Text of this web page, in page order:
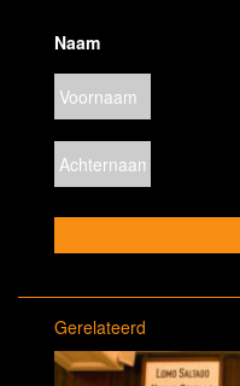
Naam
Gerelateerd